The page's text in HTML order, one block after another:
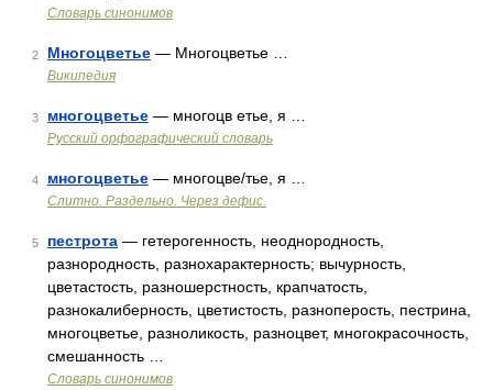
Словарь синонимов
2 Многоцветье — Многоцветье …
Википедия
3 многоцветье — многоцв етье, я …
Русский орфографический словарь
4 многоцветье — многоцве/тье, я …
Слитно. Раздельно. Через дефис.
5 пестрота — гетерогенность, неоднородность,
разнородность, разнохарактерность; вычурность,
цветастость, разношерстность, крапчатость,
разнокалиберность, цветистость, разноперость, пестрина,
многоцветье, разноликость, разноцвет, многокрасочность,
смешанность …
Словарь синонимов